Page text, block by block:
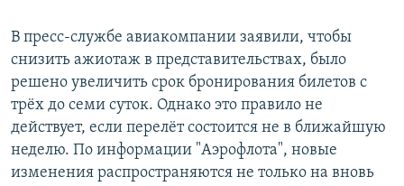
В пресс-службе авиакомпании заявили, чтобы
снизить ажиотаж в представительствах, было
решено увеличить срок бронирования билетов с
трёх до семи суток. Однако это правило не
действует, если перелёт состоится не в ближайшую
неделю. По информации "Аэрофлота", новые
изменения распространяются не только на вновь